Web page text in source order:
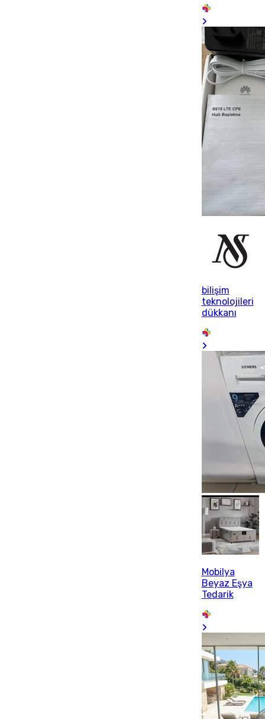
bilişim
teknolojileri
dükkanı
Mobilya
Beyaz Eşya
Tedarik